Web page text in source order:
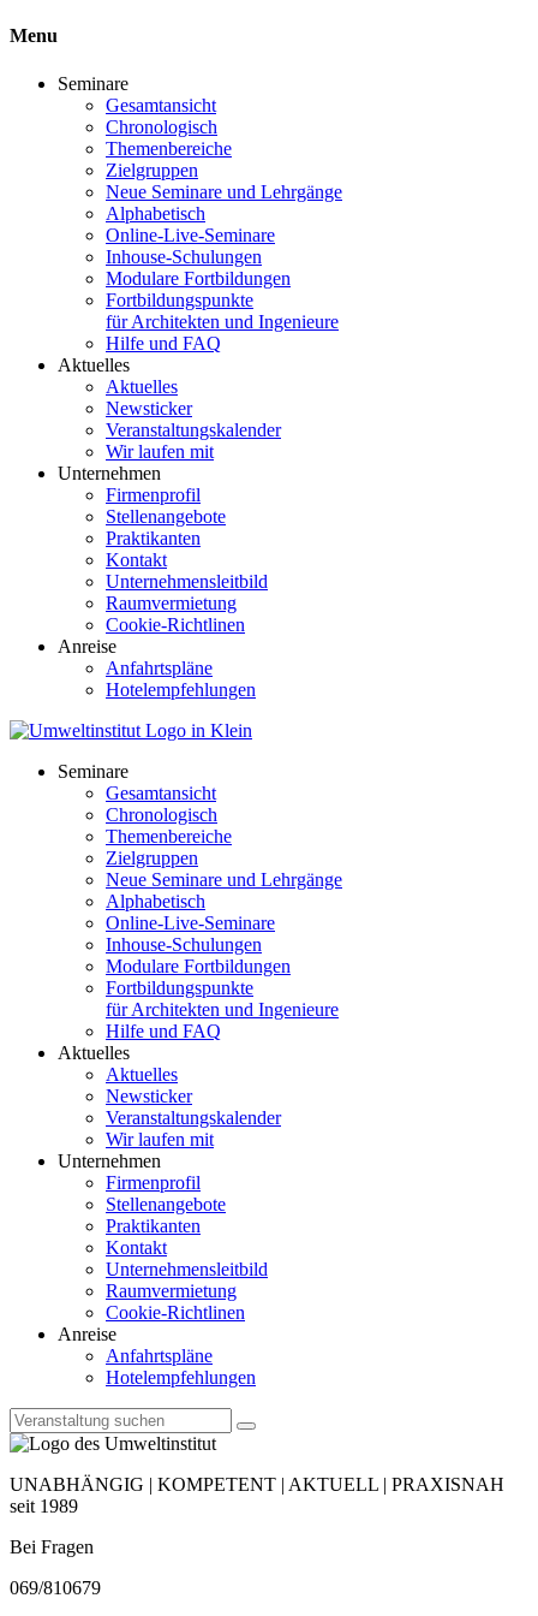
Menu
Seminare
Gesamtansicht
Chronologisch
Themenbereiche
Zielgruppen
Neue Seminare und Lehrgänge
Alphabetisch
Online-Live-Seminare
Inhouse-Schulungen
Modulare Fortbildungen
Fortbildungspunkte
für Architekten und Ingenieure
Hilfe und FAQ
Aktuelles
Aktuelles
Newsticker
Veranstaltungskalender
Wir laufen mit
Unternehmen
Firmenprofil
Stellenangebote
Praktikanten
Kontakt
Unternehmensleitbild
Raumvermietung
Cookie-Richtlinen
Anreise
Anfahrtspläne
Hotelempfehlungen
Seminare
Gesamtansicht
Chronologisch
Themenbereiche
Zielgruppen
Neue Seminare und Lehrgänge
Alphabetisch
Online-Live-Seminare
Inhouse-Schulungen
Modulare Fortbildungen
Fortbildungspunkte
für Architekten und Ingenieure
Hilfe und FAQ
Aktuelles
Aktuelles
Newsticker
Veranstaltungskalender
Wir laufen mit
Unternehmen
Firmenprofil
Stellenangebote
Praktikanten
Kontakt
Unternehmensleitbild
Raumvermietung
Cookie-Richtlinen
Anreise
Anfahrtspläne
Hotelempfehlungen
UNABHÄNGIG | KOMPETENT | AKTUELL | PRAXISNAH
seit 1989
Bei Fragen
069/810679